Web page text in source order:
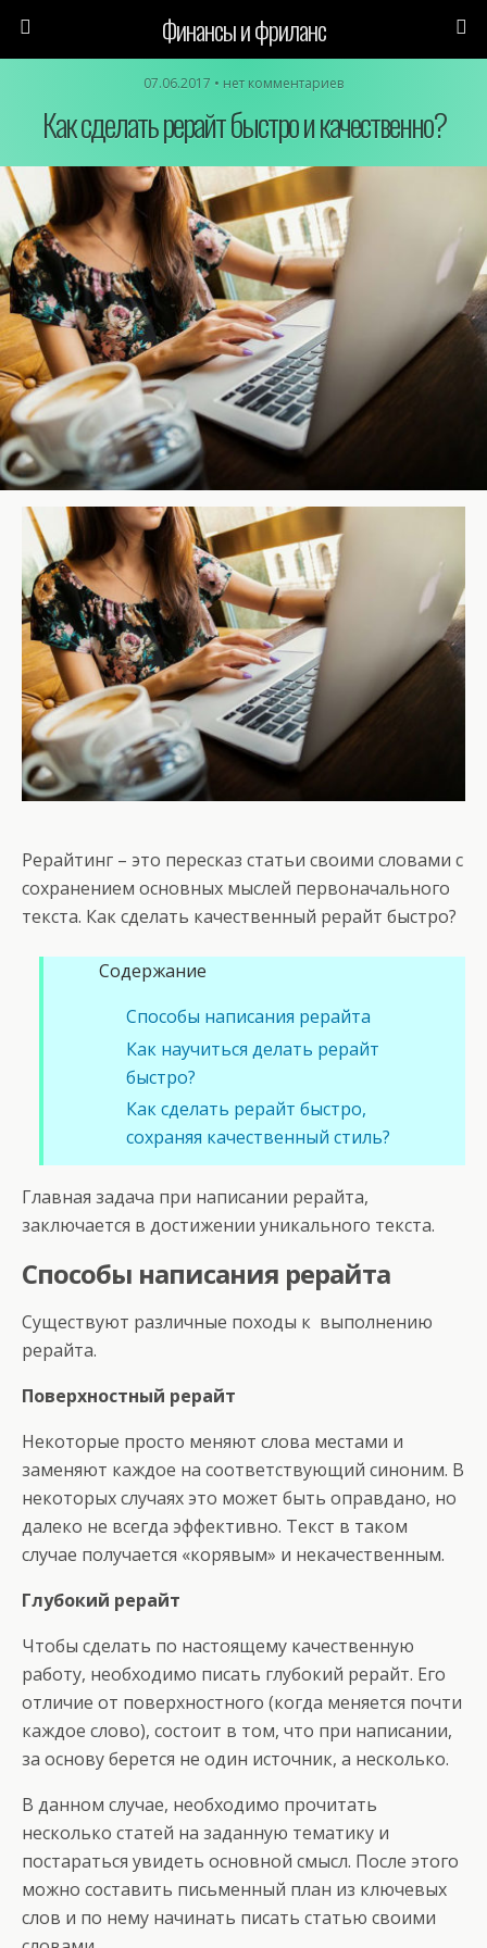
Финансы и фриланс
07.06.2017 • нет комментариев
Как сделать рерайт быстро и качественно?
Рерайтинг – это пересказ статьи своими словами с
сохранением основных мыслей первоначального
текста. Как сделать качественный рерайт быстро?
Содержание
Способы написания рерайта
Как научиться делать рерайт
быстро?
Как сделать рерайт быстро,
сохраняя качественный стиль?
Главная задача при написании рерайта,
заключается в достижении уникального текста.
Способы написания рерайта
Существуют различные походы к выполнению
рерайта.
Поверхностный рерайт
Некоторые просто меняют слова местами и
заменяют каждое на соответствующий синоним. В
некоторых случаях это может быть оправдано, но
далеко не всегда эффективно. Текст в таком
случае получается «корявым» и некачественным.
Глубокий рерайт
Чтобы сделать по настоящему качественную
работу, необходимо писать глубокий рерайт. Его
отличие от поверхностного (когда меняется почти
каждое слово), состоит в том, что при написании,
за основу берется не один источник, а несколько.
В данном случае, необходимо прочитать
несколько статей на заданную тематику и
постараться увидеть основной смысл. После этого
можно составить письменный план из ключевых
слов и по нему начинать писать статью своими